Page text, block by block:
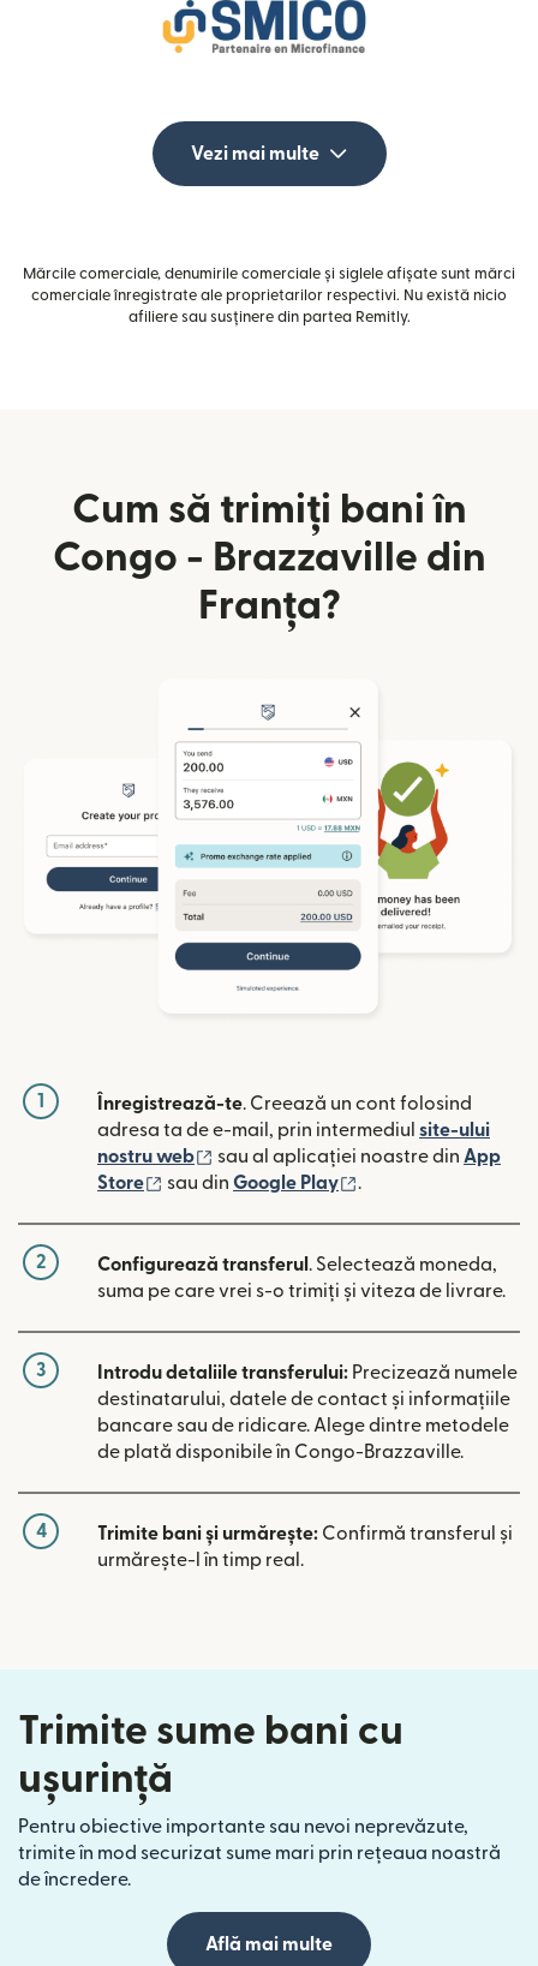
Vezi mai multe
Mărcile comerciale, denumirile comerciale și siglele afișate sunt mărci
comerciale înregistrate ale proprietarilor respectivi. Nu există nicio
afiliere sau susținere din partea Remitly.
Cum să trimiți bani în
Congo - Brazzaville din
Franța?
1 Înregistrează-te. Creează un cont folosind
adresa ta de e-mail, prin intermediul site-ului
nostru web
(se deschide într-o fereastră nouă)
sau al aplicației noastre din App
Store
(se deschide într-o fereastră nouă)
sau din Google Play .
2 Configurează transferul . Selectează moneda,
suma pe care vrei s-o trimiți și viteza de livrare.
3 Introdu detaliile transferului: Precizează numele
destinatarului, datele de contact și informațiile
bancare sau de ridicare. Alege dintre metodele
de plată disponibile în Congo-Brazzaville.
4 Trimite bani și urmărește: Confirmă transferul și
urmărește-l în timp real.
Trimite sume bani cu
ușurință
Pentru obiective importante sau nevoi neprevăzute,
trimite în mod securizat sume mari prin rețeaua noastră
de încredere.
Află mai multe